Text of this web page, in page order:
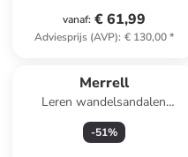
vanaf: € 61,99
Adviesprijs (AVP): € 130,00*
Merrell
Leren wandelsandalen
"Harbor" grijs
-51%